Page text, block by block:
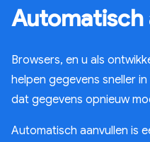
Automatisch
Browsers, en u als
helpen gegevens sneller
dat gegevens opnieuw
Automatisch aanvullen is